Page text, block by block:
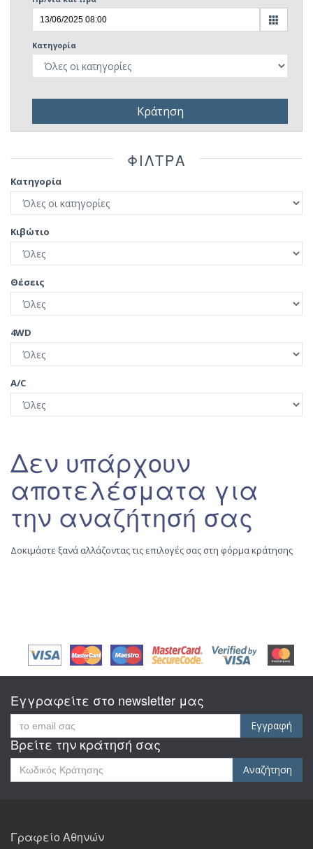
Κατηγορία
Κράτηση
ΦIΛΤΡΑ
Κατηγορία
Κιβώτιο
Θέσεις
4WD
A/C
Δεν υπάρχουν
αποτελέσματα για
την αναζήτησή σας
Δοκιμάστε ξανά αλλάζοντας τις επιλογές σας στη φόρμα κράτησης
Εγγραφείτε στο newsletter μας
Εγγραφή
Βρείτε την κράτησή σας
Αναζήτηση
Γραφείο Αθηνών